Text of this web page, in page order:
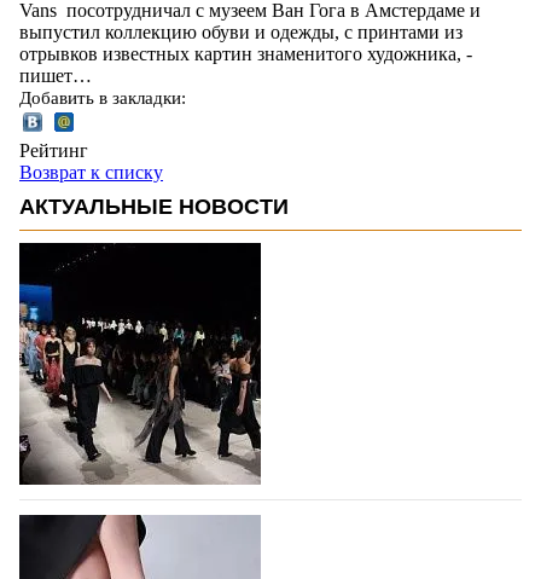
Vans посотрудничал с музеем Ван Гога в Амстердаме и
выпустил коллекцию обуви и одежды, с принтами из
отрывков известных картин знаменитого художника, -
пишет…
Добавить в закладки:
Рейтинг
Возврат к списку
АКТУАЛЬНЫЕ НОВОСТИ
На участие в Московской неделе моды
подано 1047 заявок